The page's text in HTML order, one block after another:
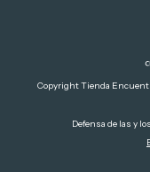
Copyright Tienda
Defensa de las y